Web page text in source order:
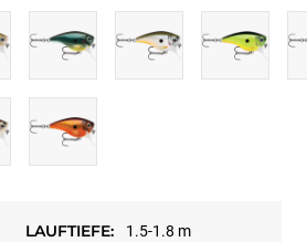
LAUFTIEFE: 1.5-1.8 m